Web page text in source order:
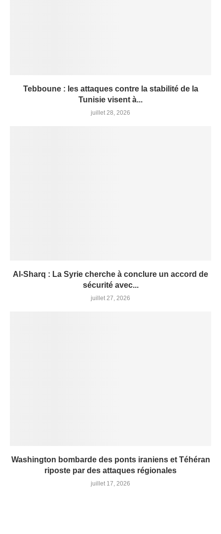
Tebboune : les attaques contre la stabilité de la
Tunisie visent à...
juillet 28, 2026
Al-Sharq : La Syrie cherche à conclure un accord de
sécurité avec...
juillet 27, 2026
Washington bombarde des ponts iraniens et Téhéran
riposte par des attaques régionales
juillet 17, 2026